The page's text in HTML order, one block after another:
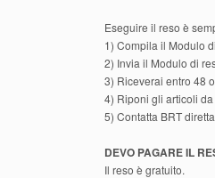
Eseguire il reso è
1) Compila il Modulo
2) Invia il Modulo di
3) Riceverai entro 48
4) Riponi gli articoli
5) Contatta BRT
DEVO PAGARE IL
Il reso è gratuito.